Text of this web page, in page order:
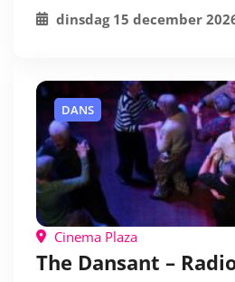
dinsdag 15 december
DANS
Cinema Plaza
The Dansant –